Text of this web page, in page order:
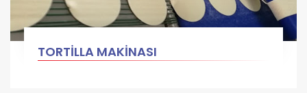
TORTİLLA MAKİNASI